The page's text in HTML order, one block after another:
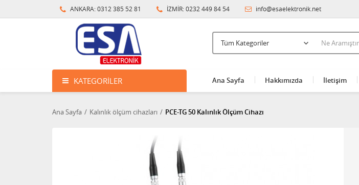
ANKARA: 0312 385 52 81 İZMİR: 0232 449 84 54 info@esaelektronik.net
KATEGORILER Ana Sayfa Hakkımızda İletişim
Ana Sayfa Kalınlık ölçüm cihazları PCE-TG 50 Kalınlık Ölçüm Cihazı